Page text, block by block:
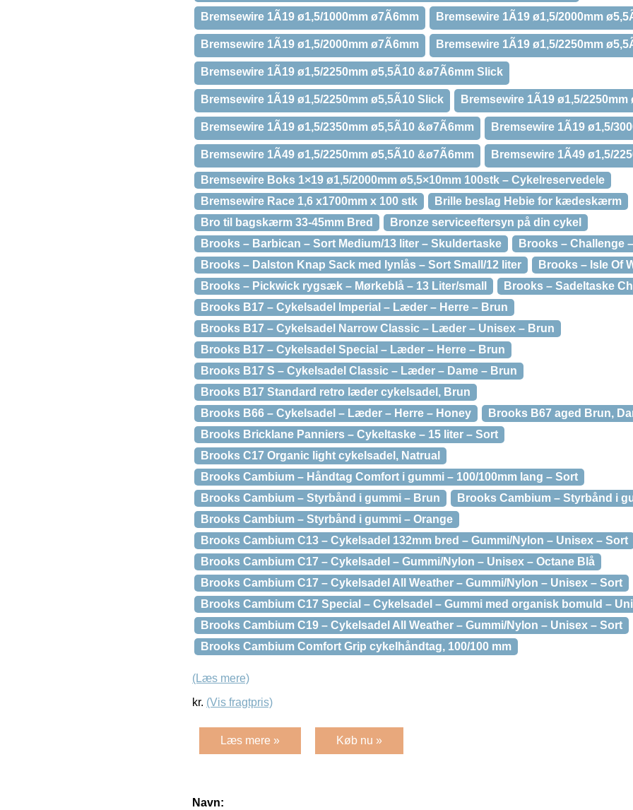
Bremsewire 1Ã19 ø1,5/1000mm ø7Ã6mm
Bremsewire 1Ã19 ø1,5/2000mm
Bremsewire 1Ã19 ø1,5/2000mm ø7Ã6mm Bremsewire 1Ã19 ø1,5/2250mm
Bremsewire 1Ã19 ø1,5/2250mm ø5,5Ã10 &ø7Ã6mm Slick
Bremsewire 1Ã19 ø1,5/2250mm ø5,5Ã10 Slick Bremsewire 1Ã19 ø1,5/2250mm
Bremsewire 1Ã19 ø1,5/2350mm ø5,5Ã10 &ø7Ã6mm Bremsewire 1Ã19 ø1,5/
Bremsewire 1Ã49 ø1,5/2250mm ø5,5Ã10 &ø7Ã6mm Bremsewire 1Ã49 ø1,5/
Bremsewire Boks 1×19 ø1,5/2000mm ø5,5×10mm 100stk – Cykelreservedele
Bremsewire Race 1,6 x1700mm x 100 stk
Brille beslag Hebie for kædeskærm
Bro til bagskærm 33-45mm Bred
Bronze serviceeftersyn på din cykel
Brooks – Barbican – Sort Medium/13 liter – Skuldertaske
Brooks – Challenge
Brooks – Dalston Knap Sack med lynlås – Sort Small/12 liter
Brooks – Isle Of
Brooks – Pickwick rygsæk – Mørkeblå – 13 Liter/small
Brooks – Sadeltaske
Brooks B17 – Cykelsadel Imperial – Læder – Herre – Brun
Brooks B17 – Cykelsadel Narrow Classic – Læder – Unisex – Brun
Brooks B17 – Cykelsadel Special – Læder – Herre – Brun
Brooks B17 S – Cykelsadel Classic – Læder – Dame – Brun
Brooks B17 Standard retro læder cykelsadel, Brun
Brooks B66 – Cykelsadel – Læder – Herre – Honey
Brooks B67 aged Brun,
Brooks Bricklane Panniers – Cykeltaske – 15 liter – Sort
Brooks C17 Organic light cykelsadel, Natrual
Brooks Cambium – Håndtag Comfort i gummi – 100/100mm lang – Sort
Brooks Cambium – Styrbånd i gummi – Brun
Brooks Cambium – Styrbånd i
Brooks Cambium – Styrbånd i gummi – Orange
Brooks Cambium C13 – Cykelsadel 132mm bred – Gummi/Nylon – Unisex – Sort
Brooks Cambium C17 – Cykelsadel – Gummi/Nylon – Unisex – Octane Blå
Brooks Cambium C17 – Cykelsadel All Weather – Gummi/Nylon – Unisex – Sort
Brooks Cambium C17 Special – Cykelsadel – Gummi med organisk bomuld –
Brooks Cambium C19 – Cykelsadel All Weather – Gummi/Nylon – Unisex – Sort
Brooks Cambium Comfort Grip cykelhåndtag, 100/100 mm
(Læs mere)
kr. (Vis fragtpris)
Læs mere » Køb nu »
Navn: